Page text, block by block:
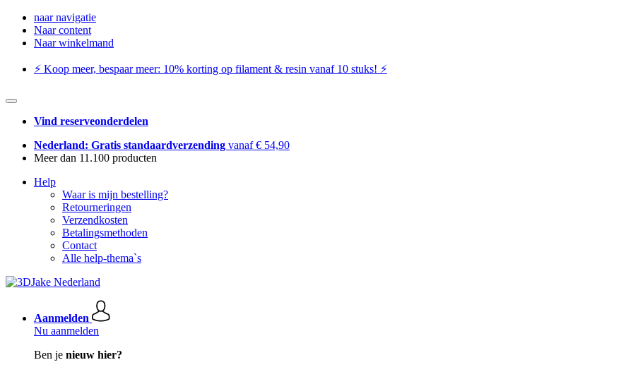
naar navigatie
Naar content
Naar winkelmand
⚡️ Koop meer, bespaar meer: ​​10% korting op filament & resin vanaf 10 stuks! ⚡️
Vind reserveonderdelen
Nederland: Gratis standaardverzending vanaf € 54,90
Meer dan 11.100 producten
Help
Waar is mijn bestelling?
Retourneringen
Verzendkosten
Betalingsmethoden
Contact
Alle help-thema`s
Aanmelden
Nu aanmelden
Ben je nieuw hier?